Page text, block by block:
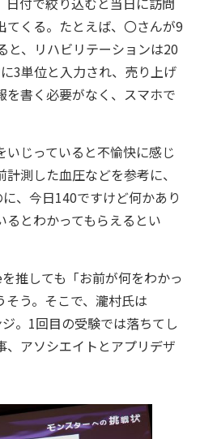
てくる。たとえば、〇さんが9
と、リハビリテーションは20
3単位と入力され、売り上げ
書く必要がなく、スマホで
じっていると不愉快に感じ
測した血圧などを参考に、
、今日140ですけど何かあり
るとわかってもらえるとい
推しても「お前が何をわかっ
う。そこで、瀧村氏は
。1回目の受験では落ちてし
、アソシエイトとアプリデザ